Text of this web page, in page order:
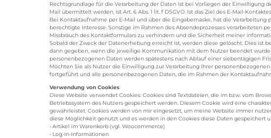
Rechtsgrundlage für die Verarbeitung der Daten ist bei Vorliegen der Einwilligung
Mail übermittelt werden, ist Art. 6 Abs. 1 lit. f DSGVO. Ist das Ziel des E-Mail-
Bei Kontaktaufnahme per E-Mail und über die Eingabemaske, hat die
berechtigte Interesse. Sonstige im Rahmen des Absendeprozesses verarbeiteten
Missbrauch des Kontaktformulars zu verhindern und die Sicherheit meiner
Sobald der Zweck der Datenerhebung erreicht ist, werden diese gelöscht. Dies ist
dann gegeben, wenn die jeweilige Kommunikation mit dem Nutzer beendet
personenbezogenen Daten werden spätestens nach Ablauf einer siebentägigen
Möchten Sie als Nutzer die Einwilligung zur Verarbeitung Ihrer
fortgeführt und alle personenbezogenen Daten, die im Rahmen der
Verwendung von Cookies
Diese Website verwendet Cookies. Cookies sind Textdateien, die im bzw. vom
Betriebssystem des Nutzers gespeichert werden. Diesem Cookie wird eine
gewährleistet. Cookies werden von mir eingesetzt, um meine Website immer
diese Möglichkeit genutzt und es werden in den Cookies diese Daten gespeichert
• Artikel im Warenkorb (vgl. Woocommerce)
• Log-In-Informationen